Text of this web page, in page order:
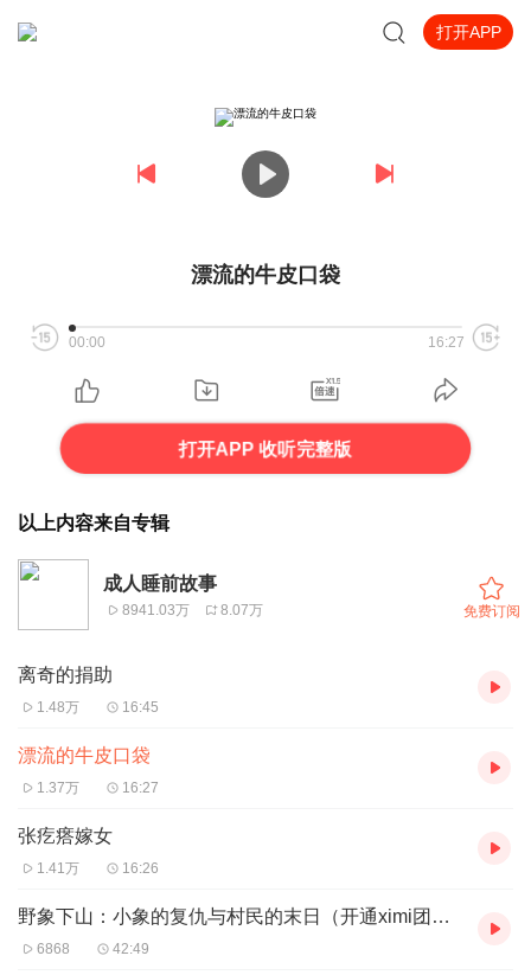
打开APP
漂流的牛皮口袋
00:00 16:27
打开APP 收听完整版
以上内容来自专辑
成人睡前故事
8941.03万 8.07万 免费订阅
离奇的捐助
1.48万 16:45
漂流的牛皮口袋
1.37万 16:27
张疙瘩嫁女
1.41万 16:26
野象下山：小象的复仇与村民的末日（开通ximi团可免费收听）
6868 42:49